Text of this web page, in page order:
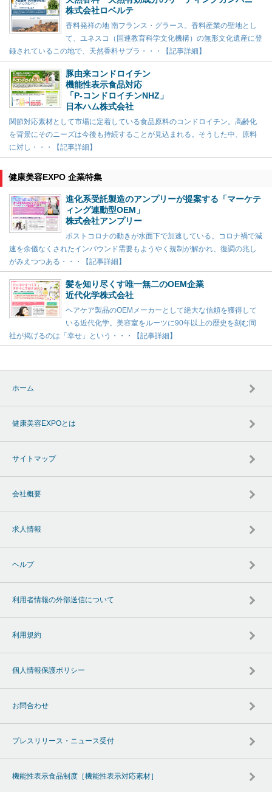
株式会社ロベルテ
香料発祥の地 南フランス・グラース。香料産業の聖地とし
て、ユネスコ（国連教育科学文化機構）の無形文化遺産に登
録されているこの地で、天然香料サプラ・・・【記事詳細】
豚由来コンドロイチン
機能性表示食品対応
「P-コンドロイチンNHZ」
日本ハム株式会社
関節対応素材として市場に定着している食品原料のコンドロイチン。高齢化
を背景にそのニーズは今後も持続することが見込まれる。そうした中、原料
に対し・・・【記事詳細】
健康美容EXPO 企業特集
進化系受託製造のアンプリーが提案する「マーケテ
ィング連動型OEM」
株式会社アンプリー
ポストコロナの動きが水面下で加速している。コロナ禍で減
速を余儀なくされたインバウンド需要もようやく規制が解かれ、復調の兆し
がみえつつある・・・【記事詳細】
髪を知り尽くす唯一無二のOEM企業
近代化学株式会社
ヘアケア製品のOEMメーカーとして絶大な信頼を獲得して
いる近代化学。美容室をルーツに90年以上の歴史を刻む同
社が掲げるのは「幸せ」という・・・【記事詳細】
ホーム
健康美容EXPOとは
サイトマップ
会社概要
求人情報
ヘルプ
利用者情報の外部送信について
利用規約
個人情報保護ポリシー
お問合わせ
プレスリリース・ニュース受付
機能性表示食品制度［機能性表示対応素材］